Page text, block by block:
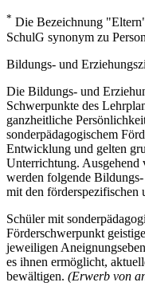
* Die Bezeichnung
SchulG synonym zu
Bildungs- und
Die Bildungs- und
Schwerpunkte des
ganzheitliche
sonderpädagogischem
Entwicklung und gelten
Unterrichtung.
werden folgende
mit den förderspezifischen
Schüler mit
Förderschwerpunkt
jeweiligen
es ihnen ermöglicht,
bewältigen. (Erwerb von